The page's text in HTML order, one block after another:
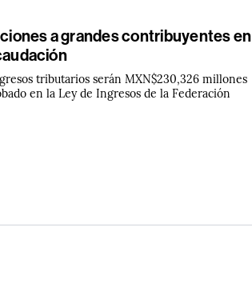
a grandes contribuyentes en
tributarios serán MXN$230,326 millones
en la Ley de Ingresos de la Federación